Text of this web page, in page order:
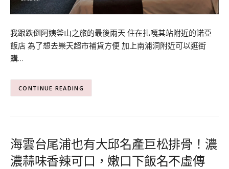
我跟跌倒阿姨釜山之旅的最後兩天 住在扎嘎其站附近的諾亞
飯店 為了想去樂天超市補貨方便 加上南浦洞附近可以逛街
購…
CONTINUE READING
海雲台尾浦也有大邱名產巨松排骨！濃
濃蒜味香辣可口，嫩口下飯名不虛傳